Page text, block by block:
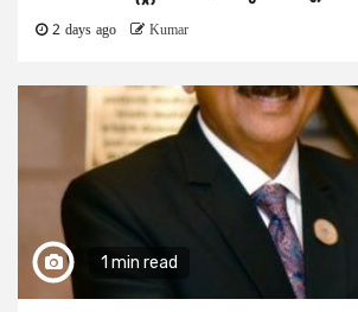
2 days ago Kumar
1 min read